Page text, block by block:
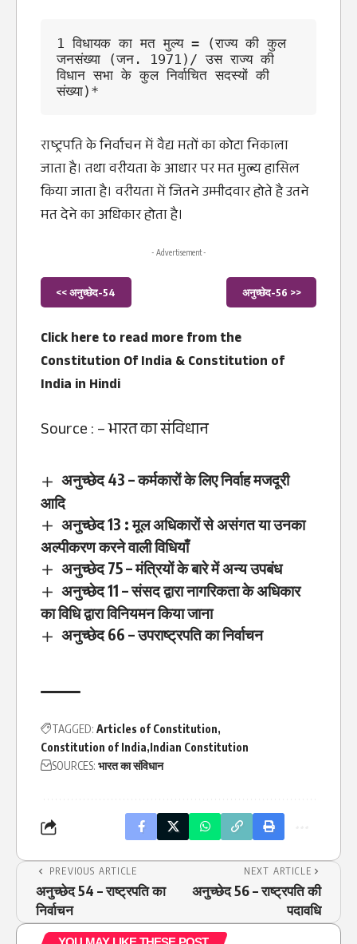
1 विधायक का मत मुल्य = (राज्य की कुल
जनसंख्या (जन. 1971)/ उस राज्य की
विधान सभा के कुल निर्वाचित सदस्यों की
संख्या)*
राष्ट्रपति के निर्वाचन में वैद्य मतों का कोटा निकाला
जाता है। तथा वरीयता के आधार पर मत मुल्य हासिल
किया जाता है। वरीयता में जितने उम्मीदवार होते है उतने
मत देने का अधिकार होता है।
- Advertisement -
<< अनुच्छेद-54 अनुच्छेद-56 >>
Click here to read more from the
Constitution Of India &Constitution of
India in Hindi
Source : –भारत का संविधान
अनुच्छेद 43 – कर्मकारों के लिए निर्वाह मजदूरी
आदि
अनुच्छेद 13 : मूल अधिकारों से असंगत या उनका
अल्पीकरण करने वाली विधियाँ
अनुच्छेद 75 – मंत्रियों के बारे में अन्य उपबंध
अनुच्छेद 11 – संसद द्वारा नागरिकता के अधिकार
का विधि द्वारा विनियमन किया जाना
अनुच्छेद 66 – उपराष्ट्रपति का निर्वाचन
TAGGED: Articles of Constitution
Constitution of India Indian Constitution
SOURCES: भारत का संविधान
PREVIOUS ARTICLE
अनुच्छेद 54 – राष्ट्रपति का
निर्वाचन
NEXT ARTICLE
अनुच्छेद 56 – राष्ट्रपति की
पदावधि